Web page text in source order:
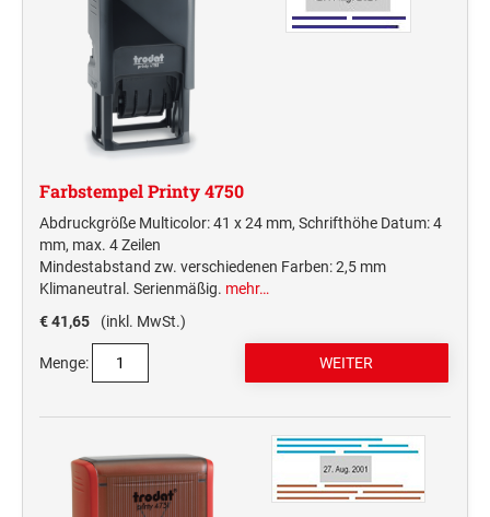
Farbstempel Printy 4750
Abdruckgröße Multicolor: 41 x 24 mm, Schrifthöhe Datum: 4
mm, max. 4 Zeilen
Mindestabstand zw. verschiedenen Farben: 2,5 mm
Klimaneutral. Serienmäßig. mehr…
€ 41,65
(inkl. MwSt.)
Menge: